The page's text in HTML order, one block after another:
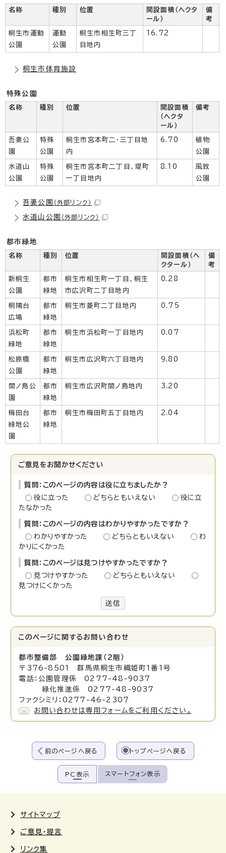
名称 種別 位置
開設面積（ヘクタ
ール）
備
考
桐生市運動
公園
運動
公園
桐生市相生町三丁
目地内
16.72
桐生市体育施設
特殊公園
名称 種別 位置
開設面積
（ヘクタ
ール）
備考
吾妻公
園
特殊
公園
桐生市宮本町二・三丁目地
内
6.70
植物
公園
水道山
公園
特殊
公園
桐生市宮本町二丁目、堤町
一丁目地内
8.10
風致
公園
吾妻公園 （外部リンク）
水道山公園 （外部リンク）
都市緑地
名称 種別 位置
開設面積（ヘ
クタール）
備
考
新桐生
公園
都市
緑地
桐生市相生町一丁目、桐生
市広沢町二丁目地内
0.28
桐陽台
広場
都市
緑地
桐生市菱町二丁目地内 0.75
浜松町
緑地
都市
緑地
桐生市浜松町一丁目地内 0.07
松原橋
公園
都市
緑地
桐生市広沢町六丁目地内 9.80
間ノ島公
園
都市
緑地
桐生市広沢町間ノ島地内 3.20
梅田台
緑地公
園
都市
緑地
桐生市梅田町五丁目地内 2.04
ご意見をお聞かせください
質問：このページの内容は役に立ちましたか？
役に立った
どちらともいえない
役に立
たなかった
質問：このページの内容はわかりやすかったですか？
わかりやすかった
どちらともいえない
わ
かりにくかった
質問：このページは見つけやすかったですか？
見つけやすかった
どちらともいえない
見つけにくかった
送信
このページに関する お問い合わせ
都市整備部 公園緑地課（2階）
〒376-8501 群馬県桐生市織姫町1番1号
電話：公園管理係 0277-48-9037
緑化推進係 0277-48-9037
ファクシミリ：0277-46-2307
お問い合わせは専用フォームをご利用ください。
前のページへ戻る トップページへ戻る
PC表示 スマートフォン表示
サイトマップ
ご意見・提言
リンク集